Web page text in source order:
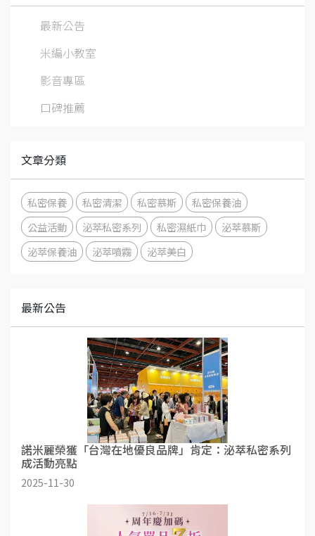
最新公告
米編小教室
影音專區
口碑推薦
文章分類
私密保養 私密清潔 私密慕斯
私密保養油
公益活動
泌萃私密系列 私密濕紙巾
泌萃慕斯
泌萃保養油
泌萃噴霧 泌萃美白
最新公告
諾米麗榮獲「台灣在地優良品牌」肯定：泌萃私密系列
成活動亮點
2025-11-30